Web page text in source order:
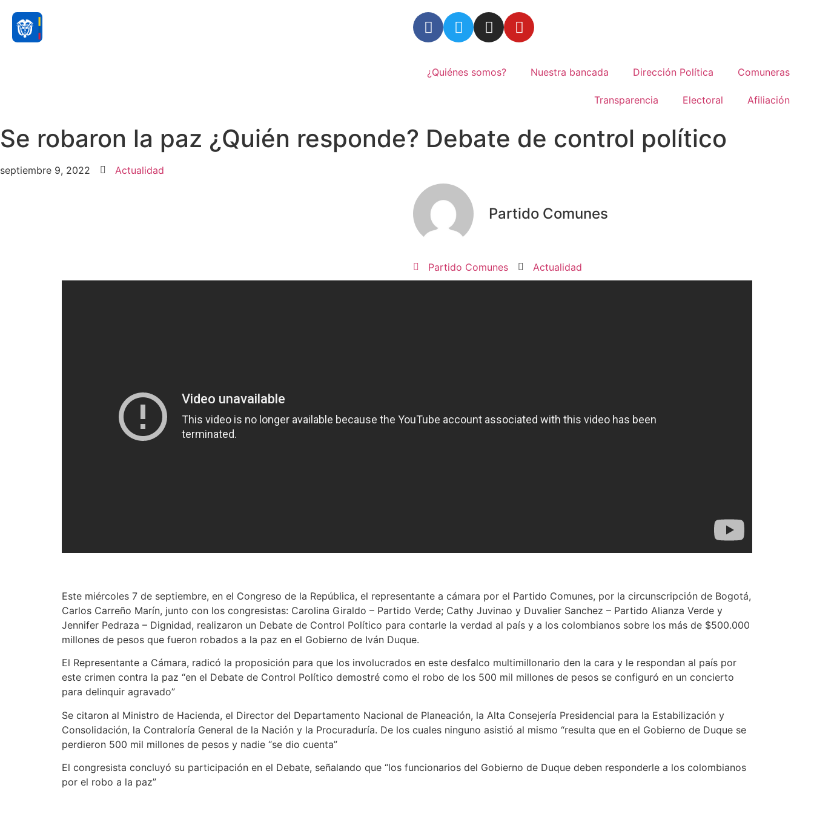
¿Quiénes somos? Nuestra bancada Dirección Política Comuneras
Transparencia Electoral Afiliación
Se robaron la paz ¿Quién responde? Debate de control político
septiembre 9, 2022 Actualidad
Partido Comunes
Partido Comunes Actualidad
Este miércoles 7 de septiembre, en el Congreso de la República, el representante a cámara por el Partido Comunes, por la circunscripción de Bogotá,
Carlos Carreño Marín, junto con los congresistas: Carolina Giraldo – Partido Verde; Cathy Juvinao y Duvalier Sanchez – Partido Alianza Verde y
Jennifer Pedraza – Dignidad, realizaron un Debate de Control Político para contarle la verdad al país y a los colombianos sobre los más de $500.000
millones de pesos que fueron robados a la paz en el Gobierno de Iván Duque.
El Representante a Cámara, radicó la proposición para que los involucrados en este desfalco multimillonario den la cara y le respondan al país por
este crimen contra la paz “en el Debate de Control Político demostré como el robo de los 500 mil millones de pesos se configuró en un concierto
para delinquir agravado”
Se citaron al Ministro de Hacienda, el Director del Departamento Nacional de Planeación, la Alta Consejería Presidencial para la Estabilización y
Consolidación, la Contraloría General de la Nación y la Procuraduría. De los cuales ninguno asistió al mismo “resulta que en el Gobierno de Duque se
perdieron 500 mil millones de pesos y nadie “se dio cuenta”
El congresista concluyó su participación en el Debate, señalando que “los funcionarios del Gobierno de Duque deben responderle a los colombianos
por el robo a la paz”